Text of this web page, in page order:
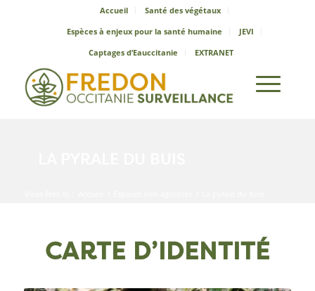
Accueil
Santé des végétaux
Espèces à enjeux pour la santé humaine
JEVI
Captages d’Eauccitanie
EXTRANET
CARTE D’IDENTITÉ